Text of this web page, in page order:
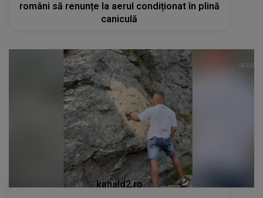
români să renunțe la aerul condiționat în plină
caniculă
kanald2.ro